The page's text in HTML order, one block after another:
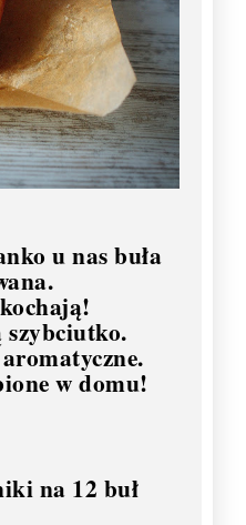
u nas buła
szybciutko.
w domu!
na 12 buł